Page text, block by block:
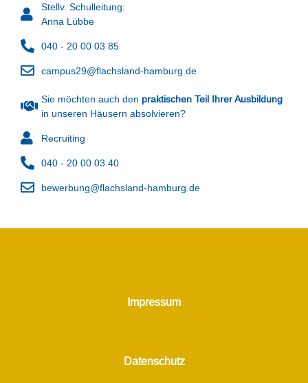
Stellv. Schulleitung:
Anna Lübbe
040 - 20 00 03 85
campus29@flachsland-hamburg.de
Sie möchten auch den praktischen Teil Ihrer Ausbildung
in unseren Häusern absolvieren?
Recruiting
040 - 20 00 03 40
bewerbung@flachsland-hamburg.de
Impressum
Datenschutz